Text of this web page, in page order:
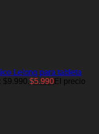
Lelong para tableta
$9.990.$5.990El precio